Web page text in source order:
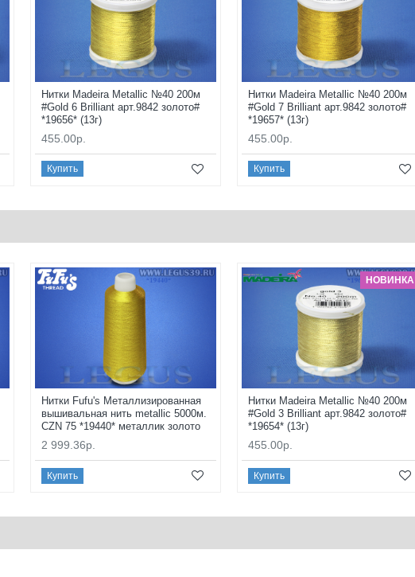
Нитки Madeira Metallic №40 200м
#Gold 6 Brilliant арт.9842 золото#
*19656* (13г)
455.00р.
Купить
Нитки Madeira Metallic №40 200м
#Gold 7 Brilliant арт.9842 золото#
*19657* (13г)
455.00р.
Купить
Нитки Fufu's Металлизированная
вышивальная нить metallic 5000м.
CZN 75 *19440* металлик золото
2 999.36р.
Купить
НОВИНКА
Нитки Madeira Metallic №40 200м
#Gold 3 Brilliant арт.9842 золото#
*19654* (13г)
455.00р.
Купить